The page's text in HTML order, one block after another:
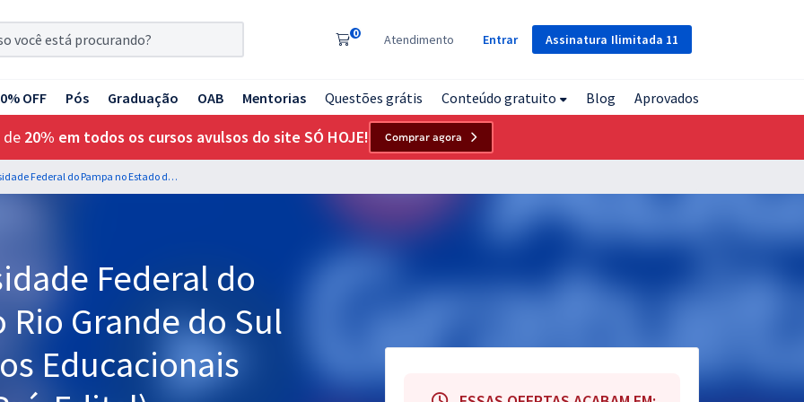
Assinatura Ilimitada 11
0 Atendimento Entrar
OFF Pós Graduação OAB Mentorias Questões grátis Conteúdo gratuito Blog Aprovados
de 20% em todos os cursos avulsos do site SÓ HOJE! Comprar agora
UNIPAMPA - Universidade Federal do Pampa no Estado do Rio Grande do Sul - Técnico em Assuntos Educacionais (Módulo Especial) (Pré-Edital)
Federal do
Rio Grande do Sul
Educacionais